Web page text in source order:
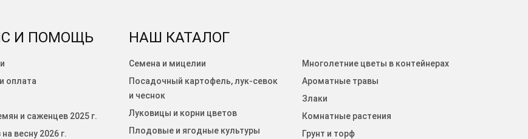
И ПОМОЩЬ
оплата
и саженцев 2025 г.
весну 2026 г.
НАШ КАТАЛОГ
Семена и мицелии
Посадочный картофель, лук-севок
и чеснок
Луковицы и корни цветов
Плодовые и ягодные культуры
Многолетние цветы в контейнерах
Ароматные травы
Злаки
Комнатные растения
Грунт и торф